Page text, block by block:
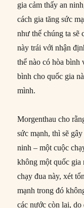
gia cảm thấy an
cách gia tăng sức
như thế chúng ta
này trái với nhận
thể nào có hòa bình
bình cho quốc gia
mình.
Morgenthau cho
sức mạnh, thì sẽ
ninh – một cuộc
không một quốc gia
chạy đua này, xét
mạnh trong đó
các nước còn lại,